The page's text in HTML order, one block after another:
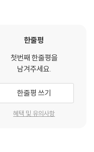
신입니다. 요덕이는 왠지
마음을 모읍니다. 그러다
고개, 한 고개 넘어서며 문
들과 만납니다. 신들은 무섭
게 일부러 속아 주기도 하
무사히 마치고 바라는 소
료를 보태 매력 넘치는 이
나 다른 두 존재가 함께 어
한줄평
첫번째 한줄평을
남겨주세요.
한줄평 쓰기
혜택 및 유의사항